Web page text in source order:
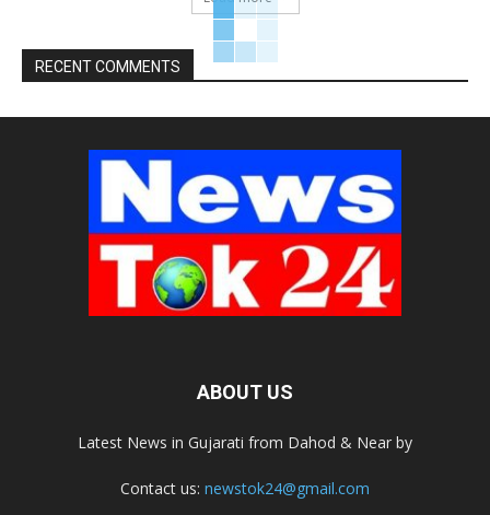
RECENT COMMENTS
ABOUT US
Latest News in Gujarati from Dahod & Near by
Contact us: newstok24@gmail.com